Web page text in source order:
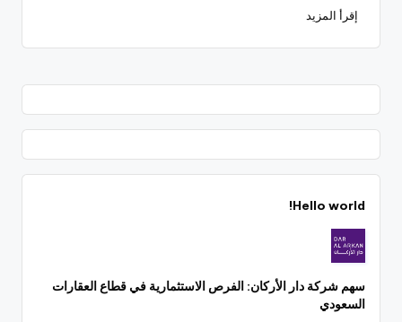
إقرأ المزيد
Hello world!
سهم شركة دار الأركان: الفرص الاستثمارية في قطاع العقارات
السعودي